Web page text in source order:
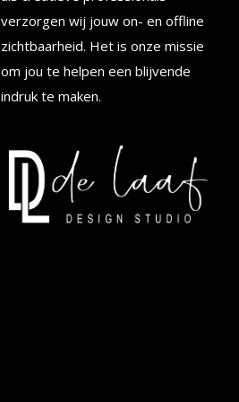
gekozen
worden
op
productpagina
verzorgen wij jouw on- en offline
zichtbaarheid. Het is onze missie
om jou te helpen een blijvende
indruk te maken.